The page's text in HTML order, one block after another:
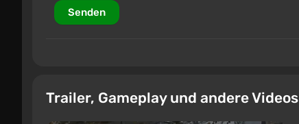
Senden
Trailer, Gameplay und andere Videos